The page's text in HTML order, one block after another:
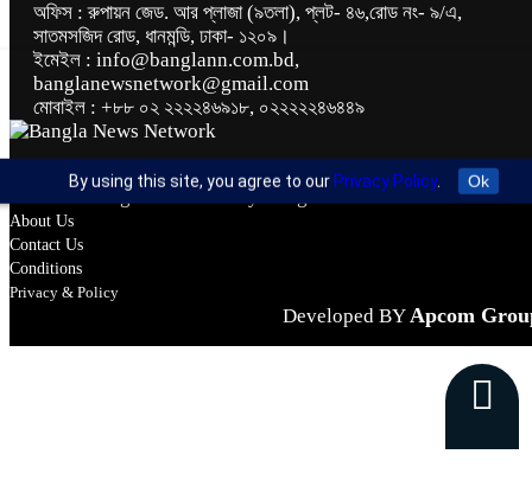
অফিস : রুপায়ন জেড. আর প্লাজা (৯তলা), প্লট- ৪৬,রোড নং- ৯/এ,
সাতমসজিদ রোড, ধানমন্ডি, ঢাকা- ১২০৯।
ইমেইল : info@banglann.com.bd,
banglanewsnetwork@gmail.com
মোবাইল : +৮৮ ০২ ২২২২৪৬৯১৮, ০২২২২২৪৬৪৪৯
© 2026 All rights reserved by Bangla News Network
About Us
Contact Us
Conditions
Privacy & Policy
Developed BYApcom
By using this site, you agree to our Privacy Policy. Ok